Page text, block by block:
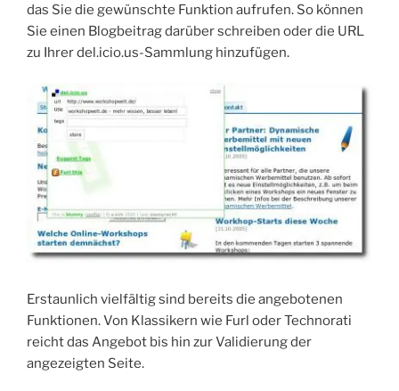
das Sie die gewünschte Funktion aufrufen. So können
Sie einen Blogbeitrag darüber schreiben oder die URL
zu Ihrer del.icio.us-Sammlung hinzufügen.
Erstaunlich vielfältig sind bereits die angebotenen
Funktionen. Von Klassikern wie Furl oder Technorati
reicht das Angebot bis hin zur Validierung der
angezeigten Seite.